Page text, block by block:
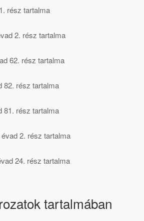
rész tartalma
2. rész tartalma
62. rész tartalma
82. rész tartalma
81. rész tartalma
2. rész tartalma
24. rész tartalma
tartalmában